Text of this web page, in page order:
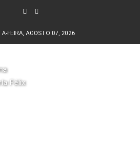
FEIRA, AGOSTO 07, 2026
Félix